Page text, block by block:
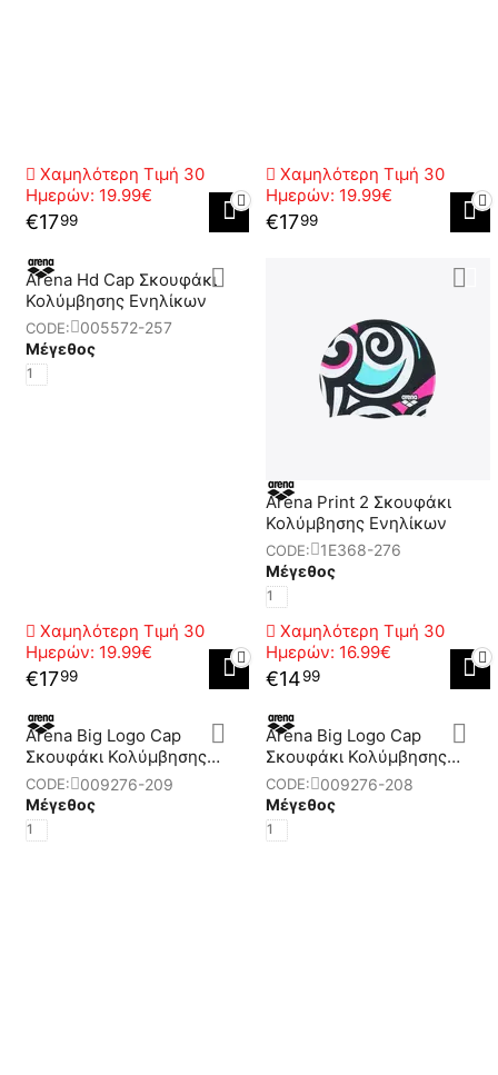
Χαμηλότερη Τιμή 30
Ημερών: 19.99€
€1799
Χαμηλότερη Τιμή 30
Ημερών: 19.99€
€1799
Arena Hd Cap Σκουφάκι
Κολύμβησης Ενηλίκων
CODE:
005572-257
Μέγεθος
1
Χαμηλότερη Τιμή 30
Ημερών: 19.99€
€1799
Arena Print 2 Σκουφάκι
Κολύμβησης Ενηλίκων
CODE:
1E368-276
Μέγεθος
1
Χαμηλότερη Τιμή 30
Ημερών: 16.99€
€1499
Arena Big Logo Cap
Σκουφάκι Κολύμβησης
Ενηλίκων
CODE:
009276-209
Μέγεθος
1
Arena Big Logo Cap
Σκουφάκι Κολύμβησης
Ενηλίκων
CODE:
009276-208
Μέγεθος
1